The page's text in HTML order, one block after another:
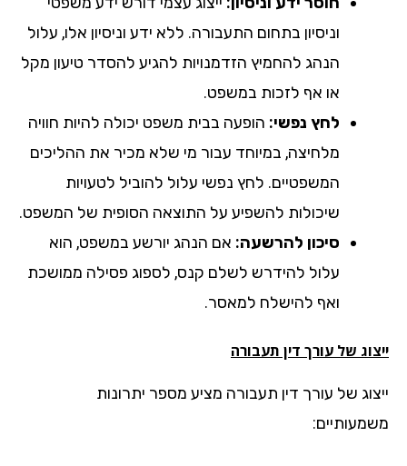
וניסיון בתחום התעבורה. ללא ידע וניסיון אלו, עלול
הנהג להחמיץ הזדמנויות להגיע להסדר טיעון מקל
או אף לזכות במשפט.
לחץ נפשי:הופעה בבית משפט יכולה להיות חוויה
מלחיצה, במיוחד עבור מי שלא מכיר את ההליכים
המשפטיים. לחץ נפשי עלול להוביל לטעויות
שיכולות להשפיע על התוצאה הסופית של המשפט.
סיכון להרשעה:אם הנהג יורשע במשפט, הוא
עלול להידרש לשלם קנס, לספוג פסילה ממושכת
ואף להישלח למאסר.
של עורך דין תעבורה
של עורך דין תעבורה מציע מספר יתרונות